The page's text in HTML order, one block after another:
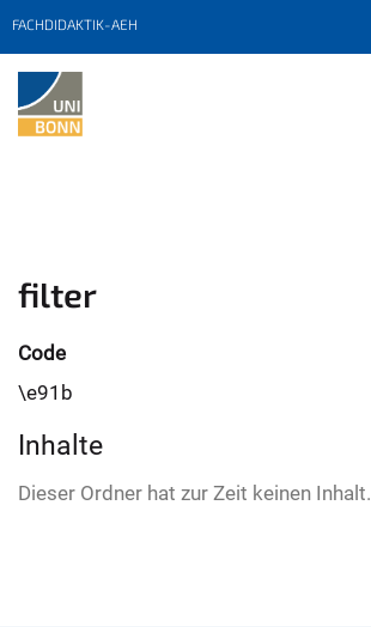
FACHDIDAKTIK-AEH
filter
Code
\e91b
Inhalte
Dieser Ordner hat zur Zeit keinen Inhalt.